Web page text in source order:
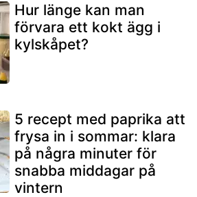
Hur länge kan man
förvara ett kokt ägg i
kylskåpet?
5 recept med paprika att
frysa in i sommar: klara
på några minuter för
snabba middagar på
vintern